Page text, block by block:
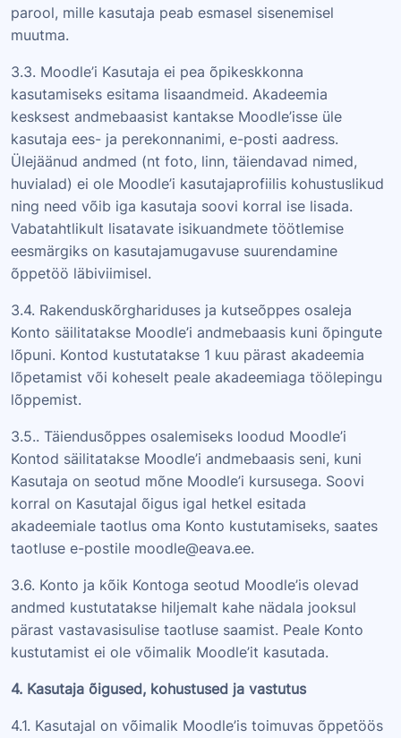
parool, mille kasutaja peab esmasel sisenemisel
muutma.
3.3. Moodle’i Kasutaja ei pea õpikeskkonna
kasutamiseks esitama lisaandmeid. Akadeemia
kesksest andmebaasist kantakse Moodle’isse üle
kasutaja ees- ja perekonnanimi, e-posti aadress.
Ülejäänud andmed (nt foto, linn, täiendavad nimed,
huvialad) ei ole Moodle’i kasutajaprofiilis kohustuslikud
ning need võib iga kasutaja soovi korral ise lisada.
Vabatahtlikult lisatavate isikuandmete töötlemise
eesmärgiks on kasutajamugavuse suurendamine
õppetöö läbiviimisel.
3.4. Rakenduskõrghariduses ja kutseõppes osaleja
Konto säilitatakse Moodle’i andmebaasis kuni õpingute
lõpuni. Kontod kustutatakse 1 kuu pärast akadeemia
lõpetamist või koheselt peale akadeemiaga töölepingu
lõppemist.
3.5.. Täiendusõppes osalemiseks loodud Moodle’i
Kontod säilitatakse Moodle’i andmebaasis seni, kuni
Kasutaja on seotud mõne Moodle’i kursusega. Soovi
korral on Kasutajal õigus igal hetkel esitada
akadeemiale taotlus oma Konto kustutamiseks, saates
taotluse e-postile moodle@eava.ee.
3.6. Konto ja kõik Kontoga seotud Moodle’is olevad
andmed kustutatakse hiljemalt kahe nädala jooksul
pärast vastavasisulise taotluse saamist. Peale Konto
kustutamist ei ole võimalik Moodle’it kasutada.
4. Kasutaja õigused, kohustused ja vastutus
4.1. Kasutajal on võimalik Moodle’is toimuvas õppetöös